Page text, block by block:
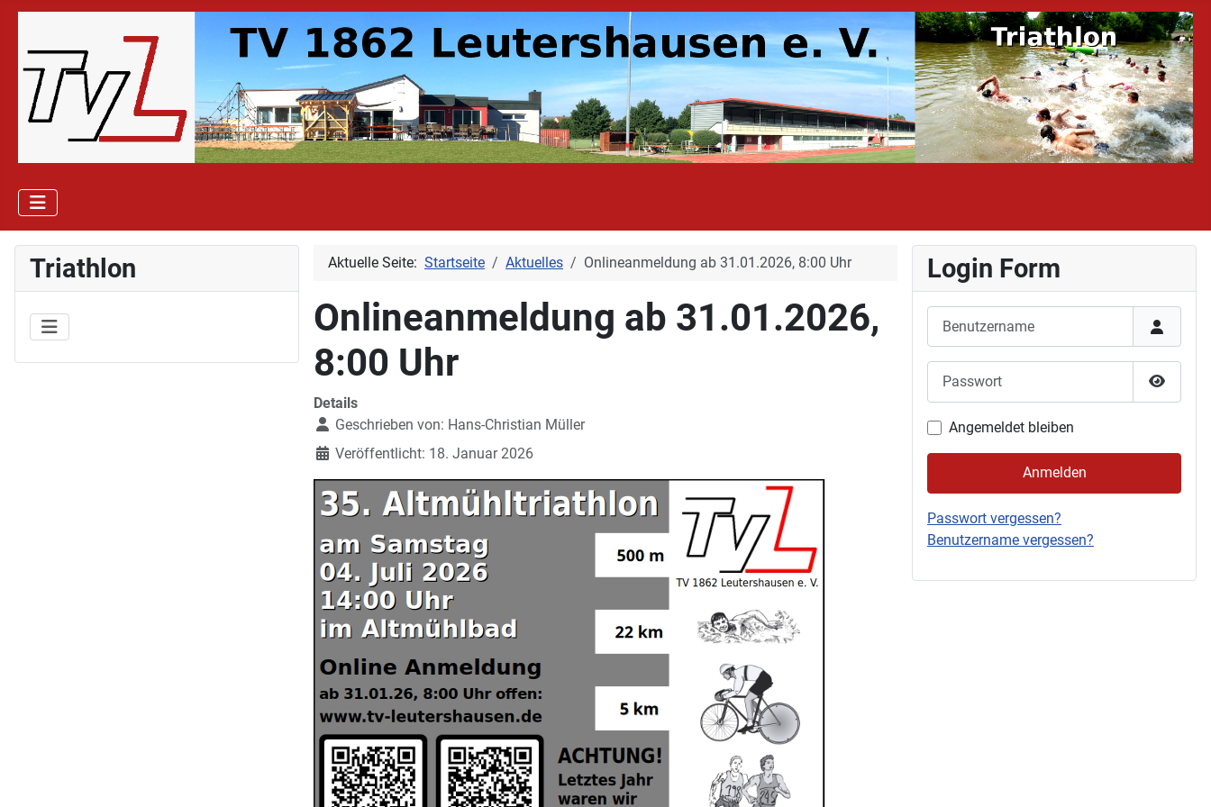
Triathlon Aktuelle Seite: Startseite Aktuelles Onlineanmeldung ab 31.01.2026, 8:00 Uhr
Onlineanmeldung ab 31.01.2026,
8:00 Uhr
Details
Geschrieben von: Hans-Christian Müller
Veröffentlicht: 18. Januar 2026
Login Form
Angemeldet bleiben
Anmelden
Passwort vergessen?
Benutzername vergessen?